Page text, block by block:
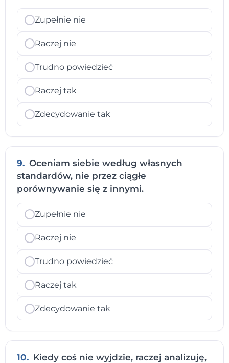
Zupełnie nie
Raczej nie
Trudno powiedzieć
Raczej tak
Zdecydowanie tak
9. Oceniam siebie według własnych
standardów, nie przez ciągłe
porównywanie się z innymi.
Zupełnie nie
Raczej nie
Trudno powiedzieć
Raczej tak
Zdecydowanie tak
10. Kiedy coś nie wyjdzie, raczej analizuję,